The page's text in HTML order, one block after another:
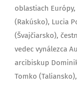
oblastiach
(Rakúsko), Lucia
(Švajčiarsko),
vedec vynálezca
arcibiskup
Tomko